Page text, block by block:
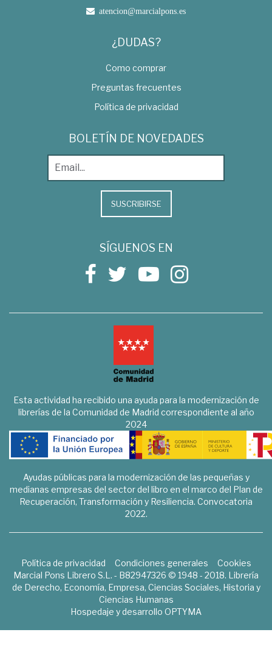
atencion@marcialpons.es
¿DUDAS?
Como comprar
Preguntas frecuentes
Política de privacidad
BOLETÍN DE NOVEDADES
SUSCRIBIRSE
SÍGUENOS EN
Esta actividad ha recibido una ayuda para la modernización de
librerías de la Comunidad de Madrid correspondiente al año
2024
Ayudas públicas para la modernización de las pequeñas y
medianas empresas del sector del libro en el marco del Plan de
Recuperación, Transformación y Resiliencia. Convocatoria
2022.
Política de privacidad Condiciones generales
Cookies
Marcial Pons Librero S.L. - B82947326 © 1948 - 2018. Librería
de Derecho, Economía, Empresa, Ciencias Sociales, Historia y
Ciencias Humanas
Hospedaje y desarrollo OPTYMA